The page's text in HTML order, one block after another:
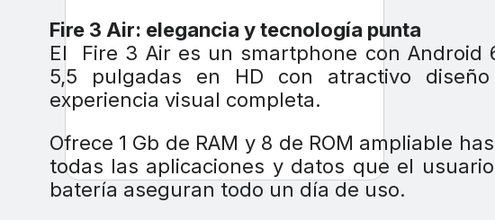
Fire 3 Air: elegancia y tecnología punta
El Fire 3 Air es un smartphone con Android
5,5 pulgadas en HD con atractivo
experiencia visual completa.
Ofrece 1 Gb de RAM y 8 de ROM ampliable
todas las aplicaciones y datos que el
batería aseguran todo un día de uso.